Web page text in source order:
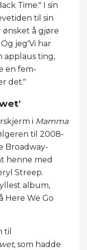
Time." I sin
til sin
ønsket å gjøre
jeg'Vi har
applaus ting,
en fem-
det."
i Mamma
til 2008-
Broadway-
henne med
Streep.
album,
Here We Go
til
, som hadde